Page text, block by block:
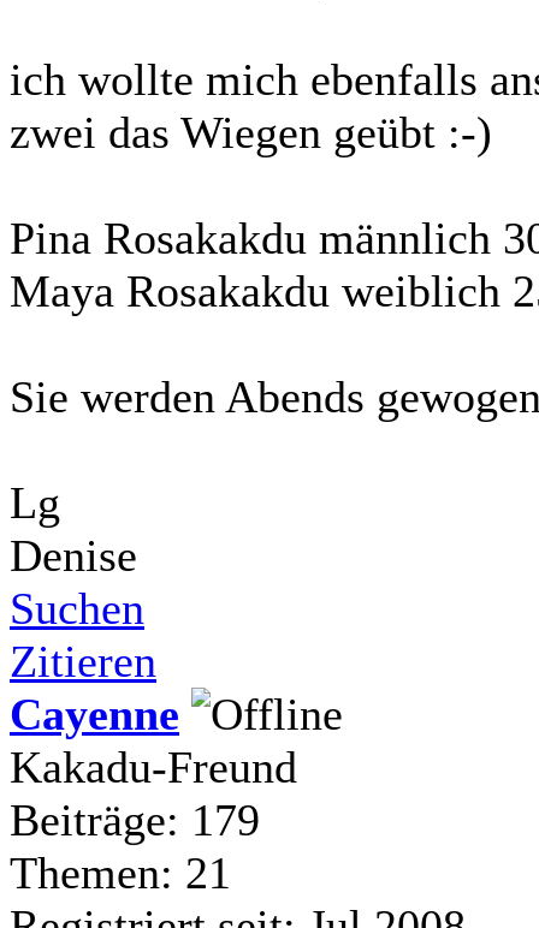
ich wollte mich ebenfalls
zwei das Wiegen geübt :-)
Pina Rosakakdu männlich
Maya Rosakakdu weiblich
Sie werden Abends
Lg
Denise
Suchen
Zitieren
Cayenne
Kakadu-Freund
Beiträge: 179
Themen: 21